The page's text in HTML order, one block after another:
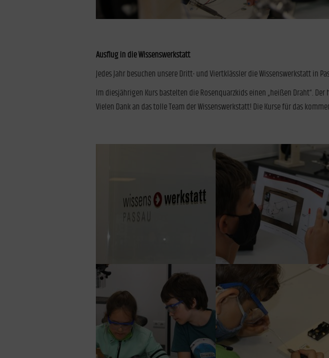
Ausflug in die Wissenswerkstatt
Jedes Jahr besuchen unsere Dritt- und Viertklässler die Wissenswerkstatt in
Im diesjährigen Kurs bastelten die Rosenquarzkids einen „heißen Draht“.
Vielen Dank an das tolle Team der Wissenswerkstatt! Die Kurse für das